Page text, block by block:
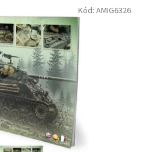
Kód: AMIG6326